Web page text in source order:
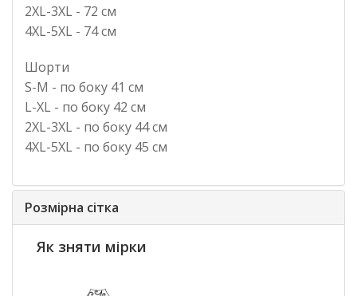
2XL-3XL - 72 см
4XL-5XL - 74 см
Шорти
S-M - по боку 41 см
L-XL - по боку 42 см
2XL-3XL - по боку 44 см
4XL-5XL - по боку 45 см
Розмірна сітка
Як зняти мірки